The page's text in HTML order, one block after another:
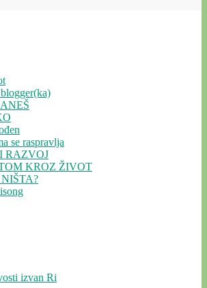
se raspravlja
RAZVOJ
KROZ ŽIVOT
izvan Ri